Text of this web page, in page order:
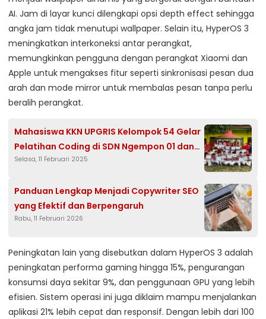
AI. Jam di layar kunci dilengkapi opsi depth effect sehingga
angka jam tidak menutupi wallpaper. Selain itu, HyperOS 3
meningkatkan interkoneksi antar perangkat,
memungkinkan pengguna dengan perangkat Xiaomi dan
Apple untuk mengakses fitur seperti sinkronisasi pesan dua
arah dan mode mirror untuk membalas pesan tanpa perlu
beralih perangkat.
Mahasiswa KKN UPGRIS Kelompok 54 Gelar
Pelatihan Coding di SDN Ngempon 01 dan
SDN Ngempon 02
Selasa, 11 Februari 2025
Panduan Lengkap Menjadi Copywriter SEO
yang Efektif dan Berpengaruh
Rabu, 11 Februari 2026
Peningkatan lain yang disebutkan dalam HyperOS 3 adalah
peningkatan performa gaming hingga 15%, pengurangan
konsumsi daya sekitar 9%, dan penggunaan GPU yang lebih
efisien. Sistem operasi ini juga diklaim mampu menjalankan
aplikasi 21% lebih cepat dan responsif. Dengan lebih dari 100